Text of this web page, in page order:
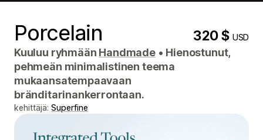
Porcelain 320 $USD
Kuuluu ryhmään Handmade • Hienostunut,
pehmeän minimalistinen teema
mukaansatempaavaan
bränditarinankerrontaan.
kehittäjä: Superfine